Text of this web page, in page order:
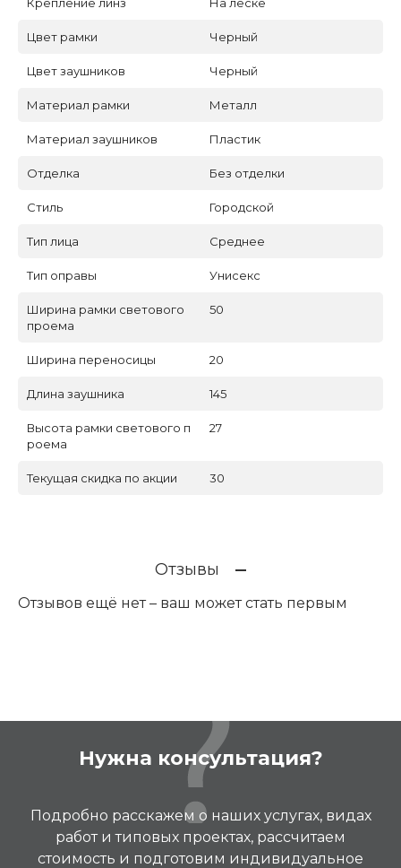
Цвет рамки Черный
Цвет заушников Черный
Материал рамки Металл
Материал заушников Пластик
Отделка Без отделки
Стиль Городской
Тип лица Среднее
Тип оправы Унисекс
Ширина рамки светового
проема
50
Ширина переносицы 20
Длина заушника 145
Высота рамки светового п
роема
27
Текущая скидка по акции 30
Отзывы
Отзывов ещё нет – ваш может стать первым
Нужна консультация?
Подробно расскажем о наших услугах, видах
работ и типовых проектах, рассчитаем
стоимость и подготовим индивидуальное